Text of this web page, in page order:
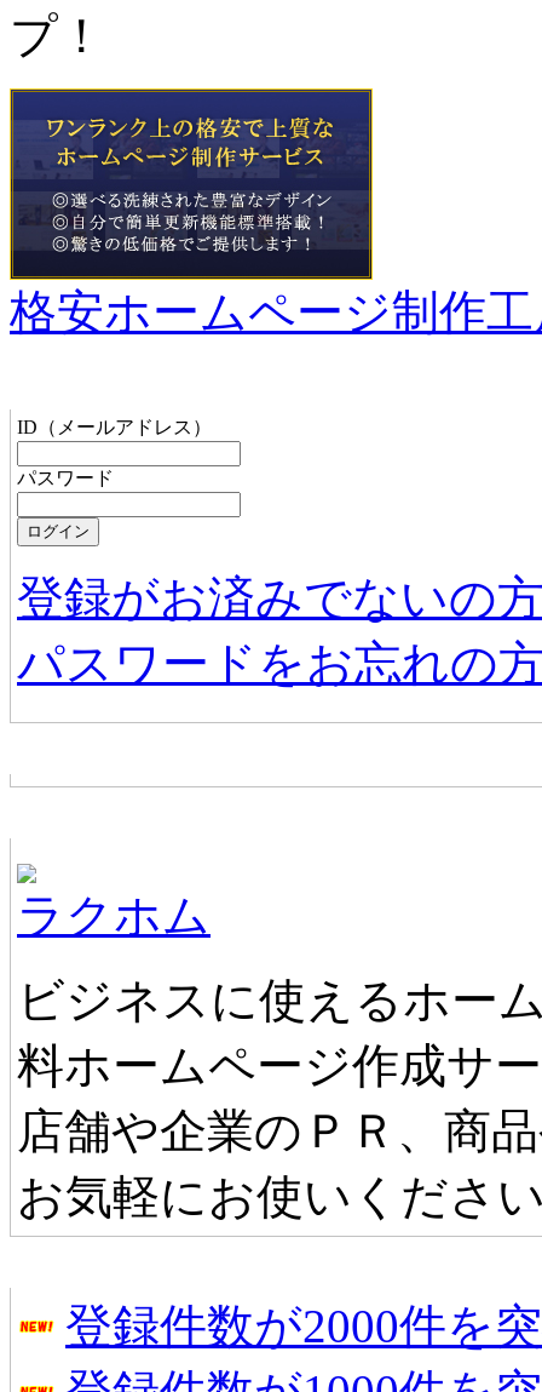
プ！
格安ホームページ制作
ID（メールアドレス）
パスワード
登録がお済みでないの
パスワードをお忘れの
ラクホム
ビジネスに使えるホー
料ホームページ作成サ
店舗や企業のＰＲ、商
お気軽にお使いくださ
登録件数が2000件を